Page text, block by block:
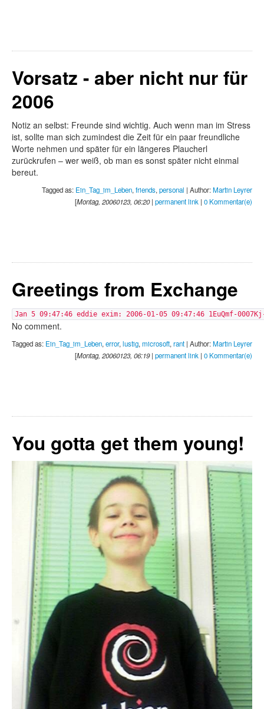
Vorsatz - aber nicht nur für
2006
Notiz an selbst: Freunde sind wichtig. Auch wenn man im Stress
ist, sollte man sich zumindest die Zeit für ein paar freundliche
Worte nehmen und später für ein längeres Plaucherl
zurückrufen – wer weiß, ob man es sonst später nicht einmal
bereut.
Tagged as: Ein_Tag_im_Leben,friends,personal | Author:Martin Leyrer
[Montag, 20060123, 06:20| permanent link | 0 Kommentar(e)
Greetings from Exchange
Jan 5 09:47:46 eddie exim: 2006-01-05 09:47:46 1EuQmf-
No comment.
Tagged as: Ein_Tag_im_Leben,error,lustig,microsoft,rant | Author:Martin Leyrer
[Montag, 20060123, 06:19| permanent link | 0 Kommentar(e)
You gotta get them young!